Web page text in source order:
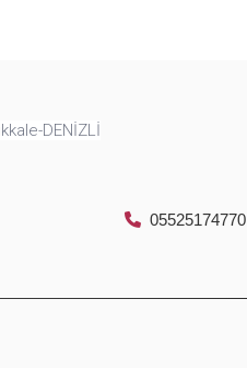
DENİZLİ
05525174770